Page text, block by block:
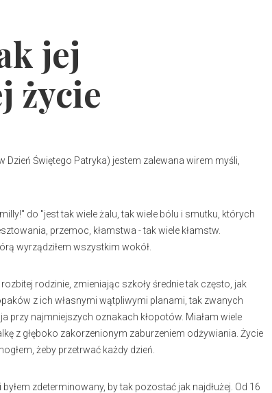
jej
życie
Świętego Patryka) jestem zalewana wirem myśli,
do "jest tak wiele żalu, tak wiele bólu i smutku, których
przemoc, kłamstwa - tak wiele kłamstw.
wyrządziłem wszystkim wokół.
rodzinie, zmieniając szkoły średnie tak często, jak
z ich własnymi wątpliwymi planami, tak zwanych
przy najmniejszych oznakach kłopotów. Miałam wiele
z głęboko zakorzenionym zaburzeniem odżywiania. Życie
żeby przetrwać każdy dzień.
byłem zdeterminowany, by tak pozostać jak najdłużej. Od 16